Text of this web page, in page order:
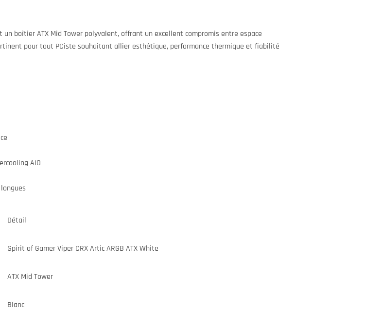
un boîtier ATX Mid Tower polyvalent, offrant un excellent compromis entre espace
pour tout PCiste souhaitant allier esthétique, performance thermique et fiabilité
AIO
Détail
Spirit of Gamer Viper CRX Artic ARGB ATX White
ATX Mid Tower
Blanc